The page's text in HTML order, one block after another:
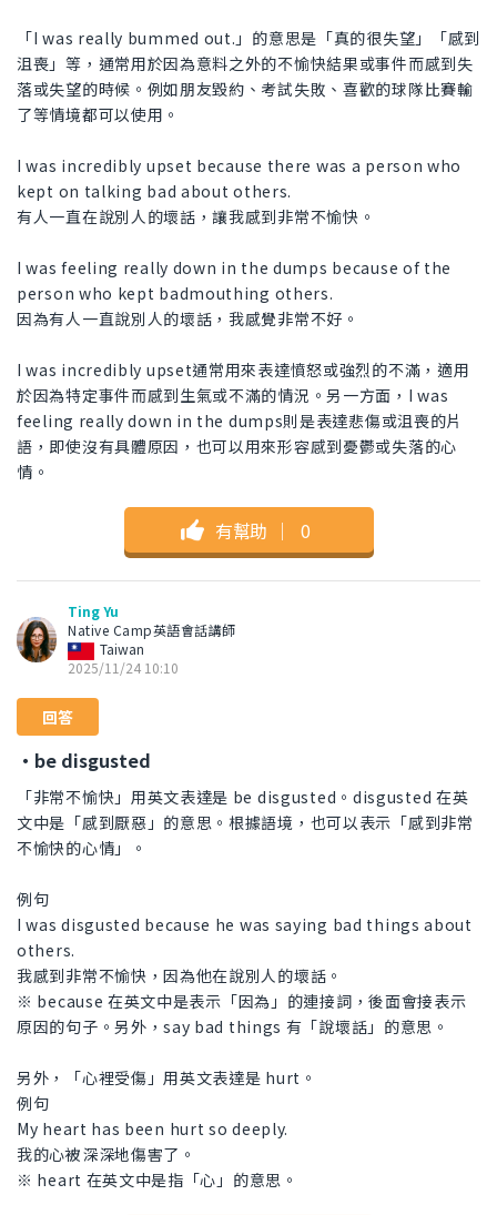
「I was really bummed out.」的意思是「真的很失望」「感到
沮喪」等，通常用於因為意料之外的不愉快結果或事件而感到失
落或失望的時候。例如朋友毀約、考試失敗、喜歡的球隊比賽輸
了等情境都可以使用。
I was incredibly upset because there was a person who
kept on talking bad about others.
有人一直在說別人的壞話，讓我感到非常不愉快。
I was feeling really down in the dumps because of the
person who kept badmouthing others.
因為有人一直說別人的壞話，我感覺非常不好。
I was incredibly upset通常用來表達憤怒或強烈的不滿，適用
於因為特定事件而感到生氣或不滿的情況。另一方面，I was
feeling really down in the dumps則是表達悲傷或沮喪的片
語，即使沒有具體原因，也可以用來形容感到憂鬱或失落的心
情。
有幫助 ｜ 0
Ting Yu
Native Camp英語會話講師
Taiwan
2025/11/24 10:10
回答
・be disgusted
「非常不愉快」用英文表達是 be disgusted。disgusted 在英
文中是「感到厭惡」的意思。根據語境，也可以表示「感到非常
不愉快的心情」。
例句
I was disgusted because he was saying bad things about
others.
我感到非常不愉快，因為他在說別人的壞話。
※ because 在英文中是表示「因為」的連接詞，後面會接表示
原因的句子。另外，say bad things 有「說壞話」的意思。
另外，「心裡受傷」用英文表達是 hurt。
例句
My heart has been hurt so deeply.
我的心被深深地傷害了。
※ heart 在英文中是指「心」的意思。